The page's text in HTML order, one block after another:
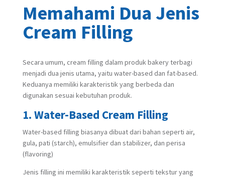
Memahami Dua Jenis
Cream Filling
Secara umum, cream filling dalam produk bakery terbagi
menjadi dua jenis utama, yaitu water-based dan fat-based.
Keduanya memiliki karakteristik yang berbeda dan
digunakan sesuai kebutuhan produk.
1. Water-Based Cream Filling
Water-based filling biasanya dibuat dari bahan seperti air,
gula, pati (starch), emulsifier dan stabilizer, dan perisa
(flavoring)
Jenis filling ini memiliki karakteristik seperti tekstur yang